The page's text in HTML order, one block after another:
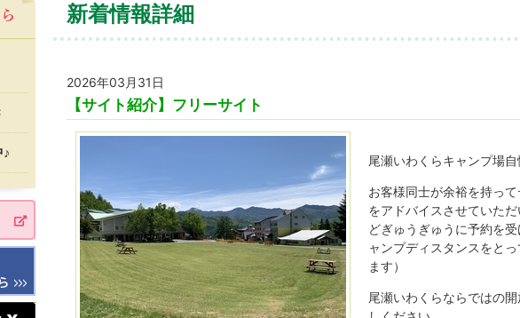
新着情報詳細
2026年03月31日
【サイト紹介】フリーサイト
尾瀬いわくらキャンプ場
お客様同士が余裕を持っ
をアドバイスさせていた
どぎゅうぎゅうに予約を
ャンプディスタンスをと
ます）
尾瀬いわくらならではの